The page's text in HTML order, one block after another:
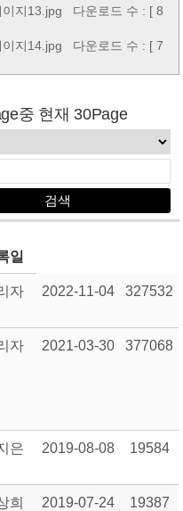
지13.jpg 다운로드 수 : [ 8
지14.jpg 다운로드 수 : [ 7
중 현재 30Page
일
자 2022-11-04 327532
자 2021-03-30 377068
은 2019-08-08 19584
희 2019-07-24 19387